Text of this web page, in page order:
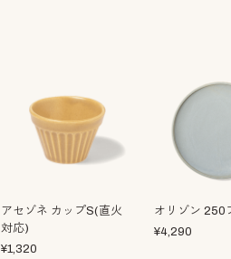
アセゾネ カップS(直火
対応)
¥1,320
オリゾン 250
¥4,290